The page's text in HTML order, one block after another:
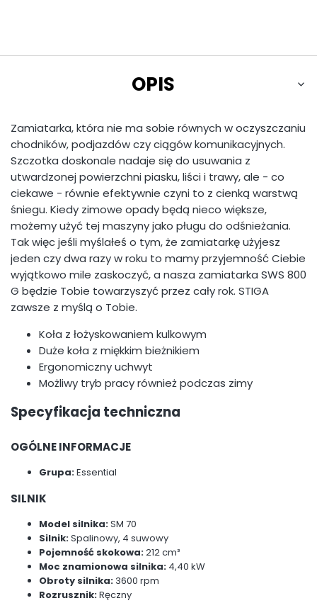
OPIS
Zamiatarka, która nie ma sobie równych w oczyszczaniu
chodników, podjazdów czy ciągów komunikacyjnych.
Szczotka doskonale nadaje się do usuwania z
utwardzonej powierzchni piasku, liści i trawy, ale - co
ciekawe - równie efektywnie czyni to z cienką warstwą
śniegu. Kiedy zimowe opady będą nieco większe,
możemy użyć tej maszyny jako pługu do odśnieżania.
Tak więc jeśli myślałeś o tym, że zamiatarkę użyjesz
jeden czy dwa razy w roku to mamy przyjemność Ciebie
wyjątkowo mile zaskoczyć, a nasza zamiatarka SWS 800
G będzie Tobie towarzyszyć przez cały rok. STIGA
zawsze z myślą o Tobie.
Koła z łożyskowaniem kulkowym
Duże koła z miękkim bieżnikiem
Ergonomiczny uchwyt
Możliwy tryb pracy również podczas zimy
Specyfikacja techniczna
OGÓLNE INFORMACJE
Grupa:Essential
SILNIK
Model silnika:SM 70
Silnik:Spalinowy, 4 suwowy
Pojemność skokowa:212 cm³
Moc znamionowa silnika: 4,40 kW
Obroty silnika: 3600 rpm
Rozrusznik:Ręczny